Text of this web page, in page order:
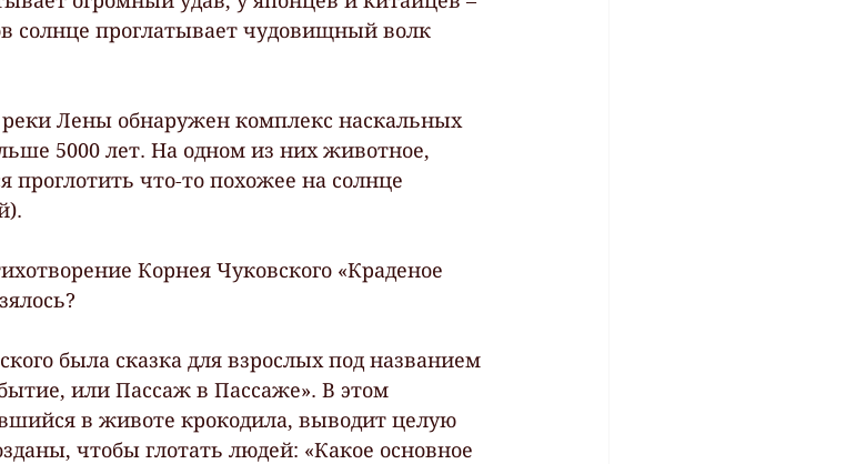
солнце проглатывает чудовищный волк
реки Лены обнаружен комплекс наскальных
5000 лет. На одном из них животное,
проглотить что-то похожее на солнце
Корнея Чуковского «Краденое
была сказка для взрослых под названием
или Пассаж в Пассаже». В этом
в животе крокодила, выводит целую
чтобы глотать людей: «Какое основное